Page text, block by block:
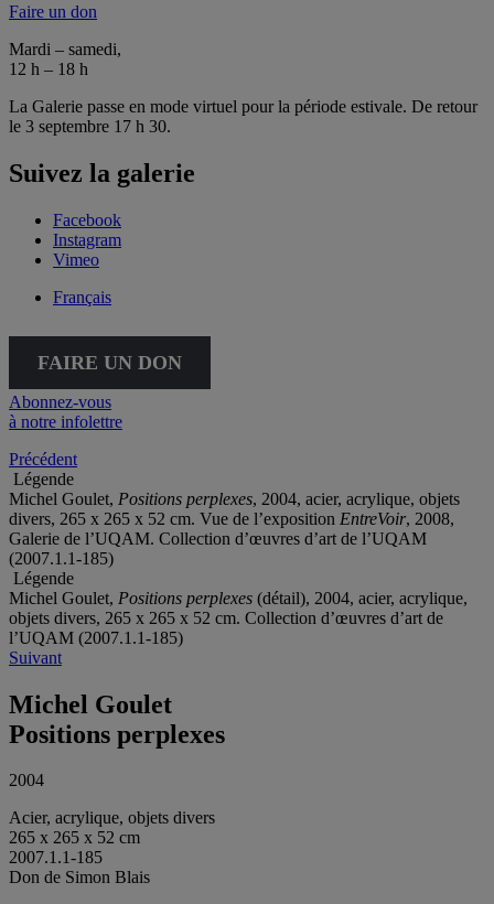
Faire un don
Mardi – samedi,
12 h – 18 h
La Galerie passe en mode virtuel pour la période estivale. De retour
le 3 septembre 17 h 30.
Suivez la galerie
Facebook
Instagram
Vimeo
Français
FAIRE UN DON
Abonnez-vous
à notre infolettre
Précédent
Légende
Michel Goulet, Positions perplexes, 2004, acier, acrylique, objets
divers, 265 x 265 x 52 cm. Vue de l’exposition EntreVoir, 2008,
Galerie de l’UQAM. Collection d’œuvres d’art de l’UQAM
(2007.1.1-185)
Légende
Michel Goulet, Positions perplexes (détail), 2004, acier, acrylique,
objets divers, 265 x 265 x 52 cm. Collection d’œuvres d’art de
l’UQAM (2007.1.1-185)
Suivant
Michel Goulet
Positions perplexes
2004
Acier, acrylique, objets divers
265 x 265 x 52 cm
2007.1.1-185
Don de Simon Blais